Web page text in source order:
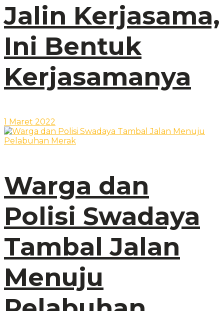
Jalin Kerjasama,
Ini Bentuk
Kerjasamanya
1 Maret 2022
Warga dan
Polisi Swadaya
Tambal Jalan
Menuju